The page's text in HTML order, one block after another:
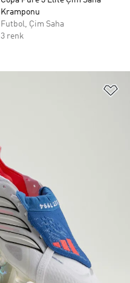
Kramponu
Futbol, Çim Saha
3 renk